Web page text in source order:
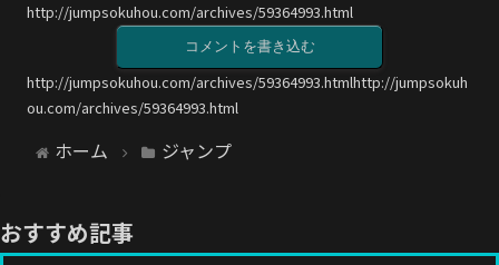
http://jumpsokuhou.com/archives/59364993.html
コメントを書き込む
http://jumpsokuhou.com/archives/59364993.htmlhttp://jumpsokuh
ou.com/archives/59364993.html
ホーム ジャンプ
おすすめ記事